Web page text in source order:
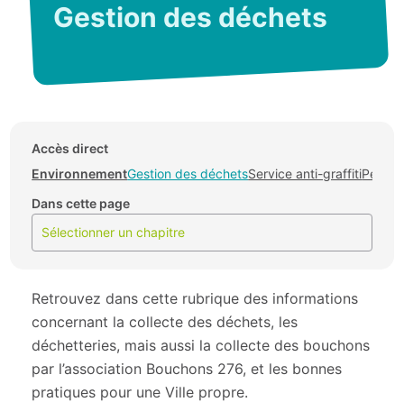
Gestion des déchets
Accès direct
EnvironnementGestion des déchetsService anti-graffiti
Dans cette page
Sélectionner un chapitre
Retrouvez dans cette rubrique des informations
concernant la collecte des déchets, les
déchetteries, mais aussi la collecte des bouchons
par l’association Bouchons 276, et les bonnes
pratiques pour une Ville propre.